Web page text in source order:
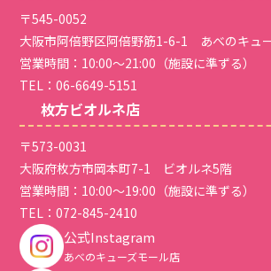
〒545-0052
大阪市阿倍野区阿倍野筋1-6-1 あべのキュ
営業時間：10:00～21:00（施設に準ずる）
TEL：06-6649-5151
枚方ビオルネ店
〒573-0031
大阪府枚方市岡本町7-1 ビオルネ5階
営業時間：10:00～19:00（施設に準ずる）
TEL：072-845-2410
公式Instagram
あべのキューズモール店